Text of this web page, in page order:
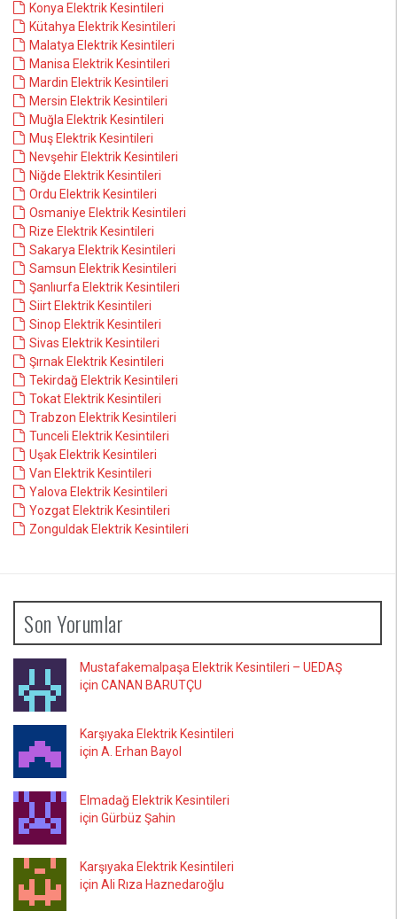
Konya Elektrik Kesintileri
Kütahya Elektrik Kesintileri
Malatya Elektrik Kesintileri
Manisa Elektrik Kesintileri
Mardin Elektrik Kesintileri
Mersin Elektrik Kesintileri
Muğla Elektrik Kesintileri
Muş Elektrik Kesintileri
Nevşehir Elektrik Kesintileri
Niğde Elektrik Kesintileri
Ordu Elektrik Kesintileri
Osmaniye Elektrik Kesintileri
Rize Elektrik Kesintileri
Sakarya Elektrik Kesintileri
Samsun Elektrik Kesintileri
Şanlıurfa Elektrik Kesintileri
Siirt Elektrik Kesintileri
Sinop Elektrik Kesintileri
Sivas Elektrik Kesintileri
Şırnak Elektrik Kesintileri
Tekirdağ Elektrik Kesintileri
Tokat Elektrik Kesintileri
Trabzon Elektrik Kesintileri
Tunceli Elektrik Kesintileri
Uşak Elektrik Kesintileri
Van Elektrik Kesintileri
Yalova Elektrik Kesintileri
Yozgat Elektrik Kesintileri
Zonguldak Elektrik Kesintileri
Son Yorumlar
Mustafakemalpaşa Elektrik Kesintileri – UEDAŞ
için CANAN BARUTÇU
Karşıyaka Elektrik Kesintileri
için A. Erhan Bayol
Elmadağ Elektrik Kesintileri
için Gürbüz Şahin
Karşıyaka Elektrik Kesintileri
için Ali Rıza Haznedaroğlu